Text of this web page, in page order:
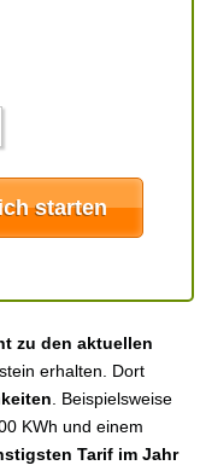
zu den aktuellen
erhalten. Dort
. Beispielsweise
KWh und einem
Tarif im Jahr